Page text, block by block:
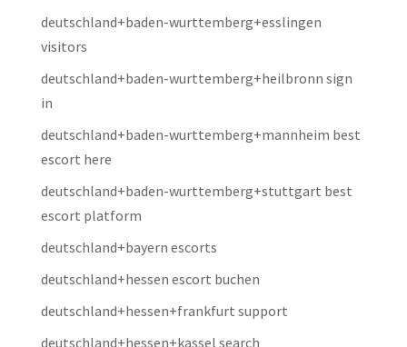
deutschland+baden-wurttemberg+esslingen
visitors
deutschland+baden-wurttemberg+heilbronn sign
in
deutschland+baden-wurttemberg+mannheim best
escort here
deutschland+baden-wurttemberg+stuttgart best
escort platform
deutschland+bayern escorts
deutschland+hessen escort buchen
deutschland+hessen+frankfurt support
deutschland+hessen+kassel search